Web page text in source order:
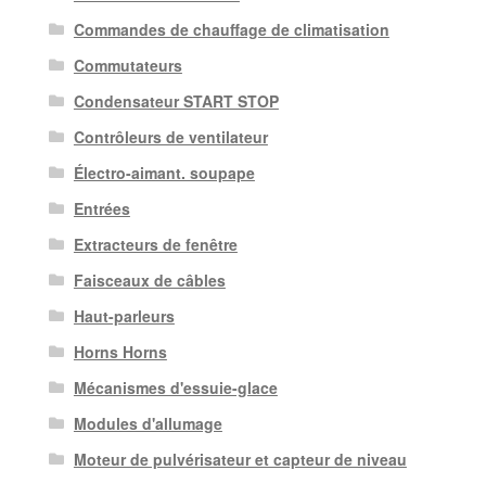
Commandes de chauffage de climatisation
Commutateurs
Condensateur START STOP
Contrôleurs de ventilateur
Électro-aimant. soupape
Entrées
Extracteurs de fenêtre
Faisceaux de câbles
Haut-parleurs
Horns Horns
Mécanismes d'essuie-glace
Modules d'allumage
Moteur de pulvérisateur et capteur de niveau